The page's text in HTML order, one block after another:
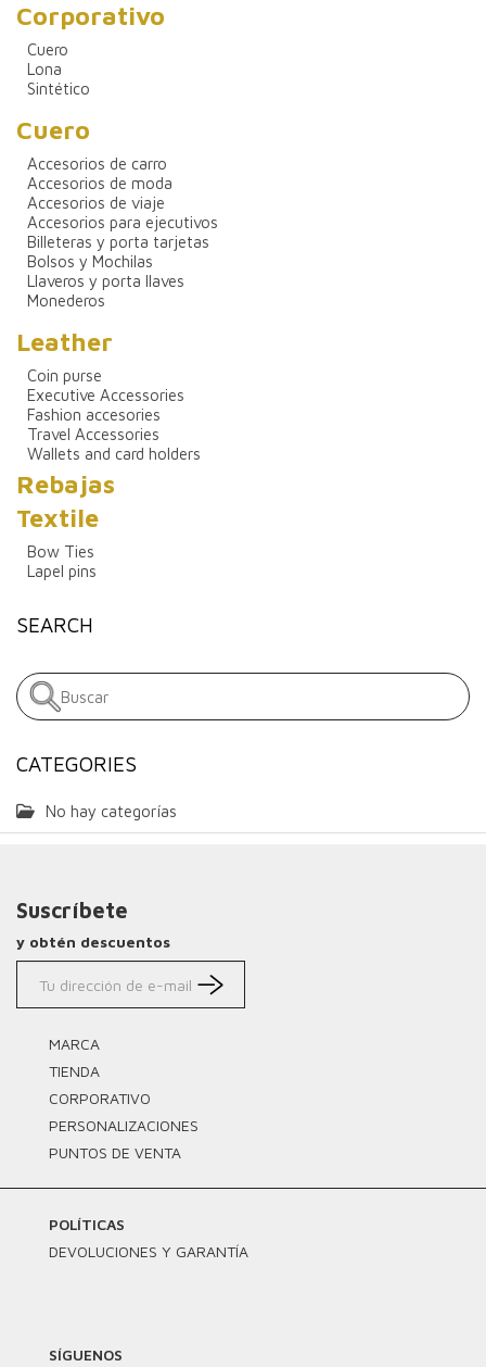
Corporativo
Cuero
Lona
Sintético
Cuero
Accesorios de carro
Accesorios de moda
Accesorios de viaje
Accesorios para ejecutivos
Billeteras y porta tarjetas
Bolsos y Mochilas
Llaveros y porta llaves
Monederos
Leather
Coin purse
Executive Accessories
Fashion accesories
Travel Accessories
Wallets and card holders
Rebajas
Textile
Bow Ties
Lapel pins
SEARCH
CATEGORIES
No hay categorías
Suscríbete
y obtén descuentos
MARCA
TIENDA
CORPORATIVO
PERSONALIZACIONES
PUNTOS DE VENTA
POLÍTICAS
DEVOLUCIONES Y GARANTÍA
SÍGUENOS